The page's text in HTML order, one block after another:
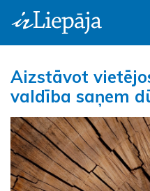
Aizstāvot
valdība saņem